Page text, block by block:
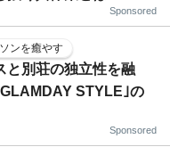
Sponsored
ンを癒やす
と別荘の独立性を融
STYLE｣の
Sponsored